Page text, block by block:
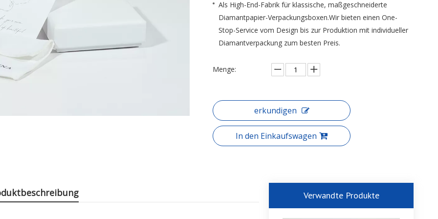
Als High-End-Fabrik für klassische, maßgeschneiderte
Diamantpapier-Verpackungsboxen.Wir bieten einen One-
Stop-Service vom Design bis zur Produktion mit individueller
Diamantverpackung zum besten Preis.
Menge:
erkundigen
In den Einkaufswagen
Verwandte Produkte